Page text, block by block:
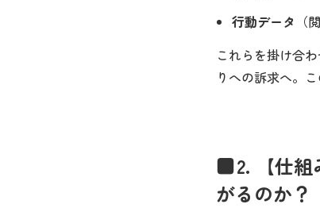
行動データ （
これらを掛け合
りへの訴求へ。
2. 【仕
がるのか？